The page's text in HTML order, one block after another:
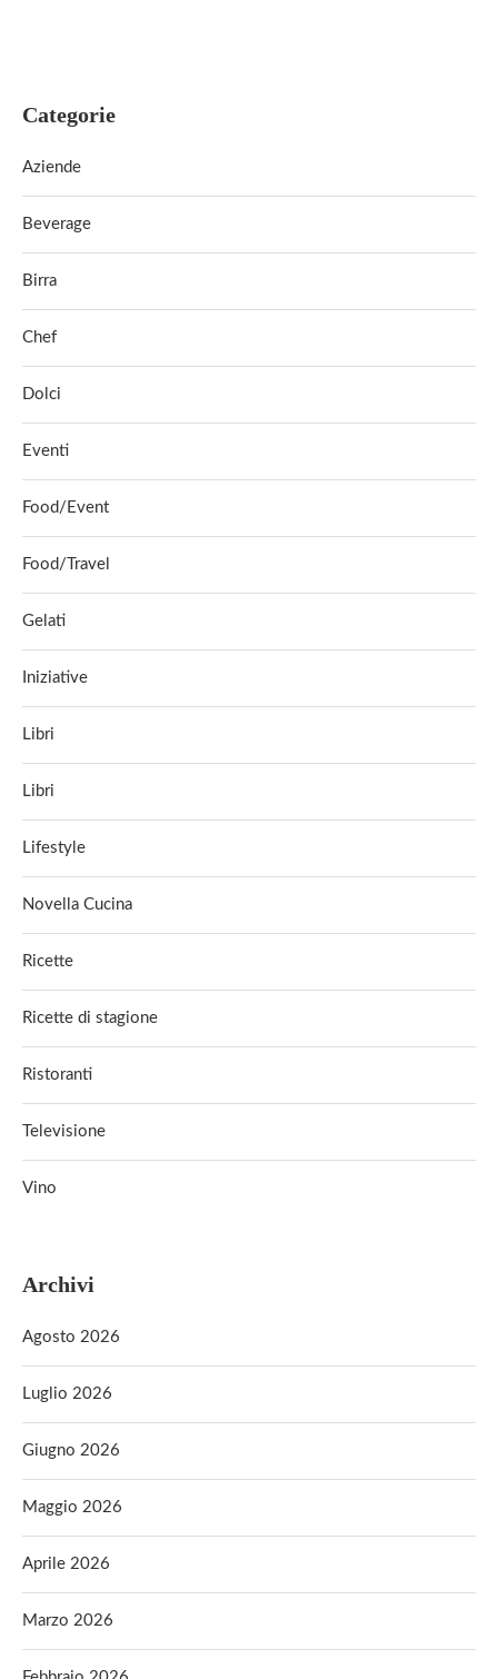
Categorie
Aziende
Beverage
Birra
Chef
Dolci
Eventi
Food/Event
Food/Travel
Gelati
Iniziative
Libri
Libri
Lifestyle
Novella Cucina
Ricette
Ricette di stagione
Ristoranti
Televisione
Vino
Archivi
Agosto 2026
Luglio 2026
Giugno 2026
Maggio 2026
Aprile 2026
Marzo 2026